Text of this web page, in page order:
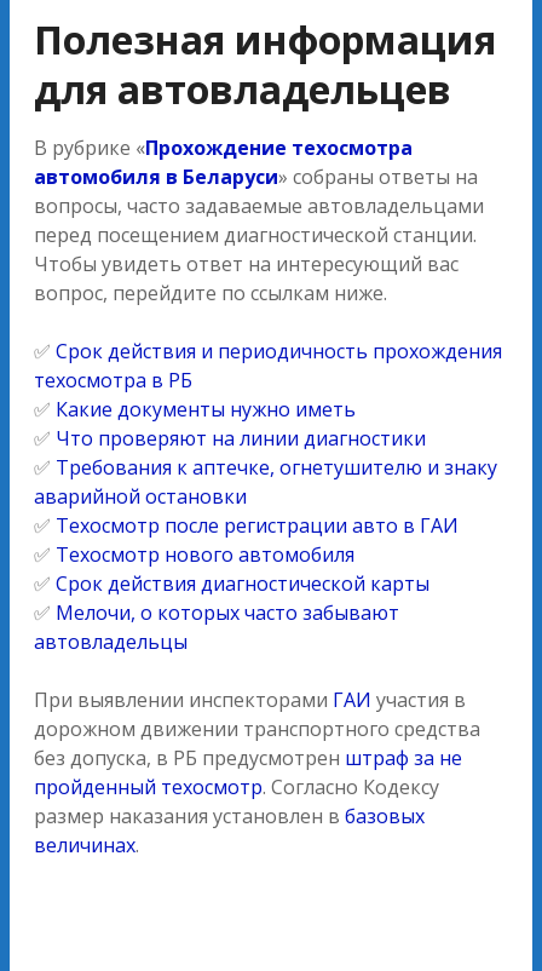
Полезная информация
для автовладельцев
В рубрике «Прохождение техосмотра
автомобиля в Беларуси» собраны ответы на
вопросы, часто задаваемые автовладельцами
перед посещением диагностической станции.
Чтобы увидеть ответ на интересующий вас
вопрос, перейдите по ссылкам ниже.
✅ Срок действия и периодичность прохождения
техосмотра в РБ
✅ Какие документы нужно иметь
✅ Что проверяют на линии диагностики
✅ Требования к аптечке, огнетушителю и знаку
аварийной остановки
✅ Техосмотр после регистрации авто в ГАИ
✅ Техосмотр нового автомобиля
✅ Срок действия диагностической карты
✅ Мелочи, о которых часто забывают
автовладельцы
При выявлении инспекторами ГАИ участия в
дорожном движении транспортного средства
без допуска, в РБ предусмотрен штраф за не
пройденный техосмотр. Согласно Кодексу
размер наказания установлен в базовых
величинах.